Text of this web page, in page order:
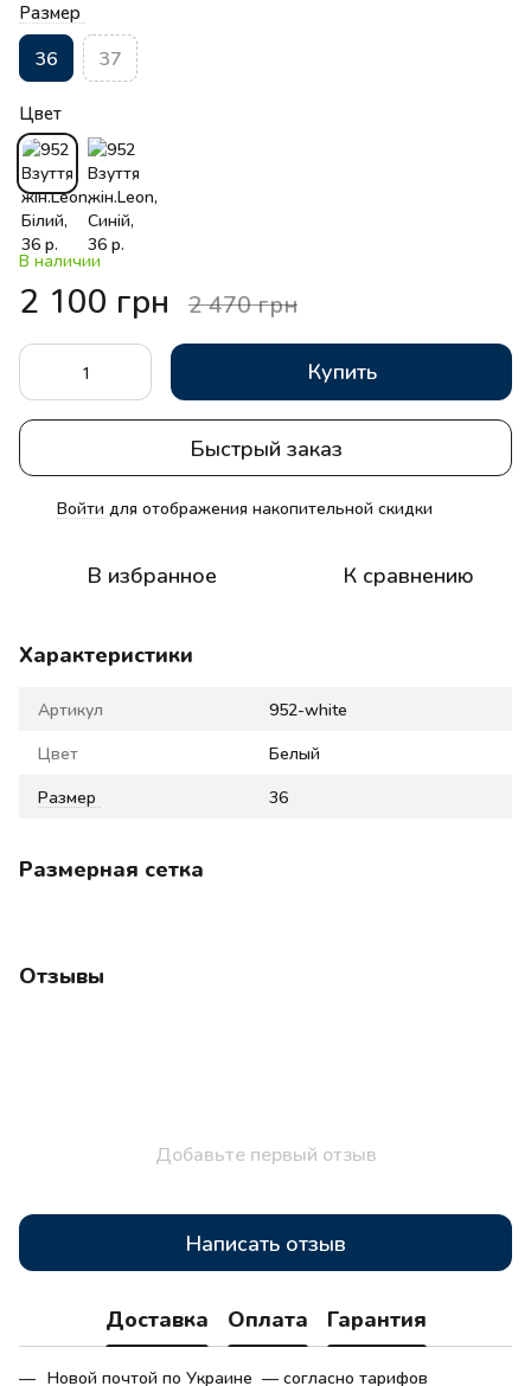
Размер
36 37
Цвет
В наличии
2 100 грн 2 470 грн
Купить
Быстрый заказ
Войти для отображения накопительной скидки
В избранное К сравнению
Характеристики
Артикул 952-white
Цвет Белый
Размер 36
Размерная сетка
Отзывы
Добавьте первый отзыв
Написать отзыв
Доставка Оплата Гарантия
Новой почтой по Украине — согласно тарифов